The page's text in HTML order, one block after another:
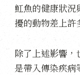
魟魚的健康狀況
擾的動物差上許
除了上述影響
是帶入傳染疾病